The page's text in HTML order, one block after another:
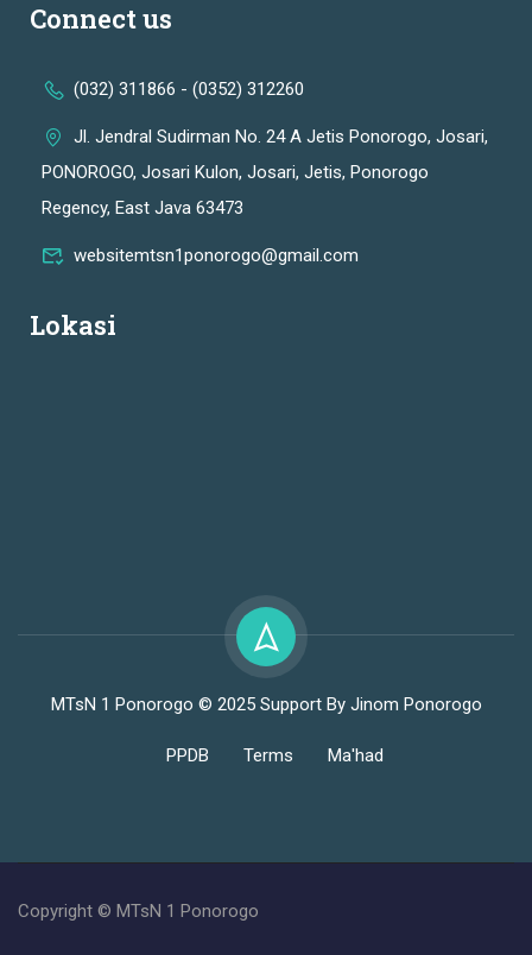
Connect us
(032) 311866 - (0352) 312260
Jl. Jendral Sudirman No. 24 A Jetis Ponorogo, Josari,
PONOROGO, Josari Kulon, Josari, Jetis, Ponorogo
Regency, East Java 63473
websitemtsn1ponorogo@gmail.com
Lokasi
MTsN 1 Ponorogo © 2025 Support By Jinom Ponorogo
PPDB Terms Ma'had
Copyright © MTsN 1 Ponorogo